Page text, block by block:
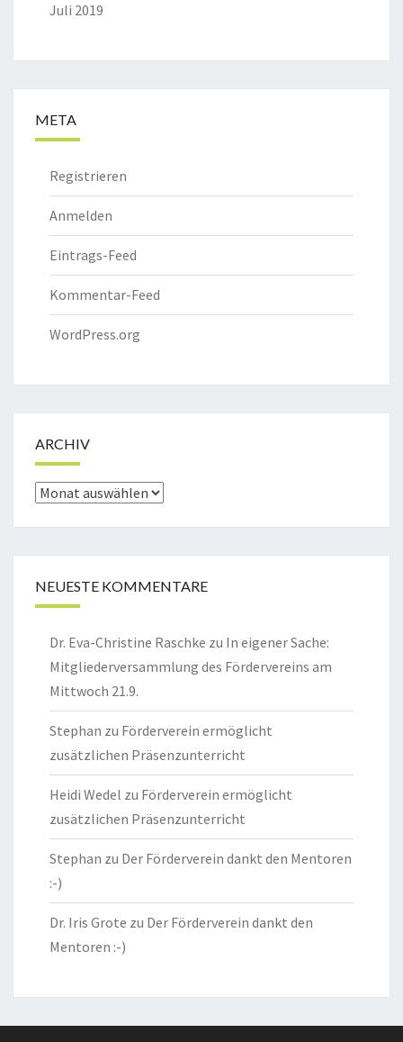
Juli 2019
META
Registrieren
Anmelden
Eintrags-Feed
Kommentar-Feed
WordPress.org
ARCHIV
Archiv
NEUESTE KOMMENTARE
Dr. Eva-Christine Raschke zu In eigener Sache:
Mitgliederversammlung des Fördervereins am
Mittwoch 21.9.
Stephan zu Förderverein ermöglicht
zusätzlichen Präsenzunterricht
Heidi Wedel zu Förderverein ermöglicht
zusätzlichen Präsenzunterricht
Stephan zu Der Förderverein dankt den Mentoren
:-)
Dr. Iris Grote zu Der Förderverein dankt den
Mentoren :-)